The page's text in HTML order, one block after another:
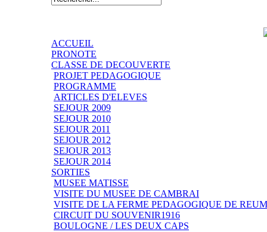
ACCUEIL
PRONOTE
CLASSE DE DECOUVERTE
PROJET PEDAGOGIQUE
PROGRAMME
ARTICLES D'ELEVES
SEJOUR 2009
SEJOUR 2010
SEJOUR 2011
SEJOUR 2012
SEJOUR 2013
SEJOUR 2014
SORTIES
MUSEE MATISSE
VISITE DU MUSEE DE CAMBRAI
VISITE DE LA FERME PEDAGOGIQUE DE
CIRCUIT DU SOUVENIR1916
BOULOGNE / LES DEUX CAPS